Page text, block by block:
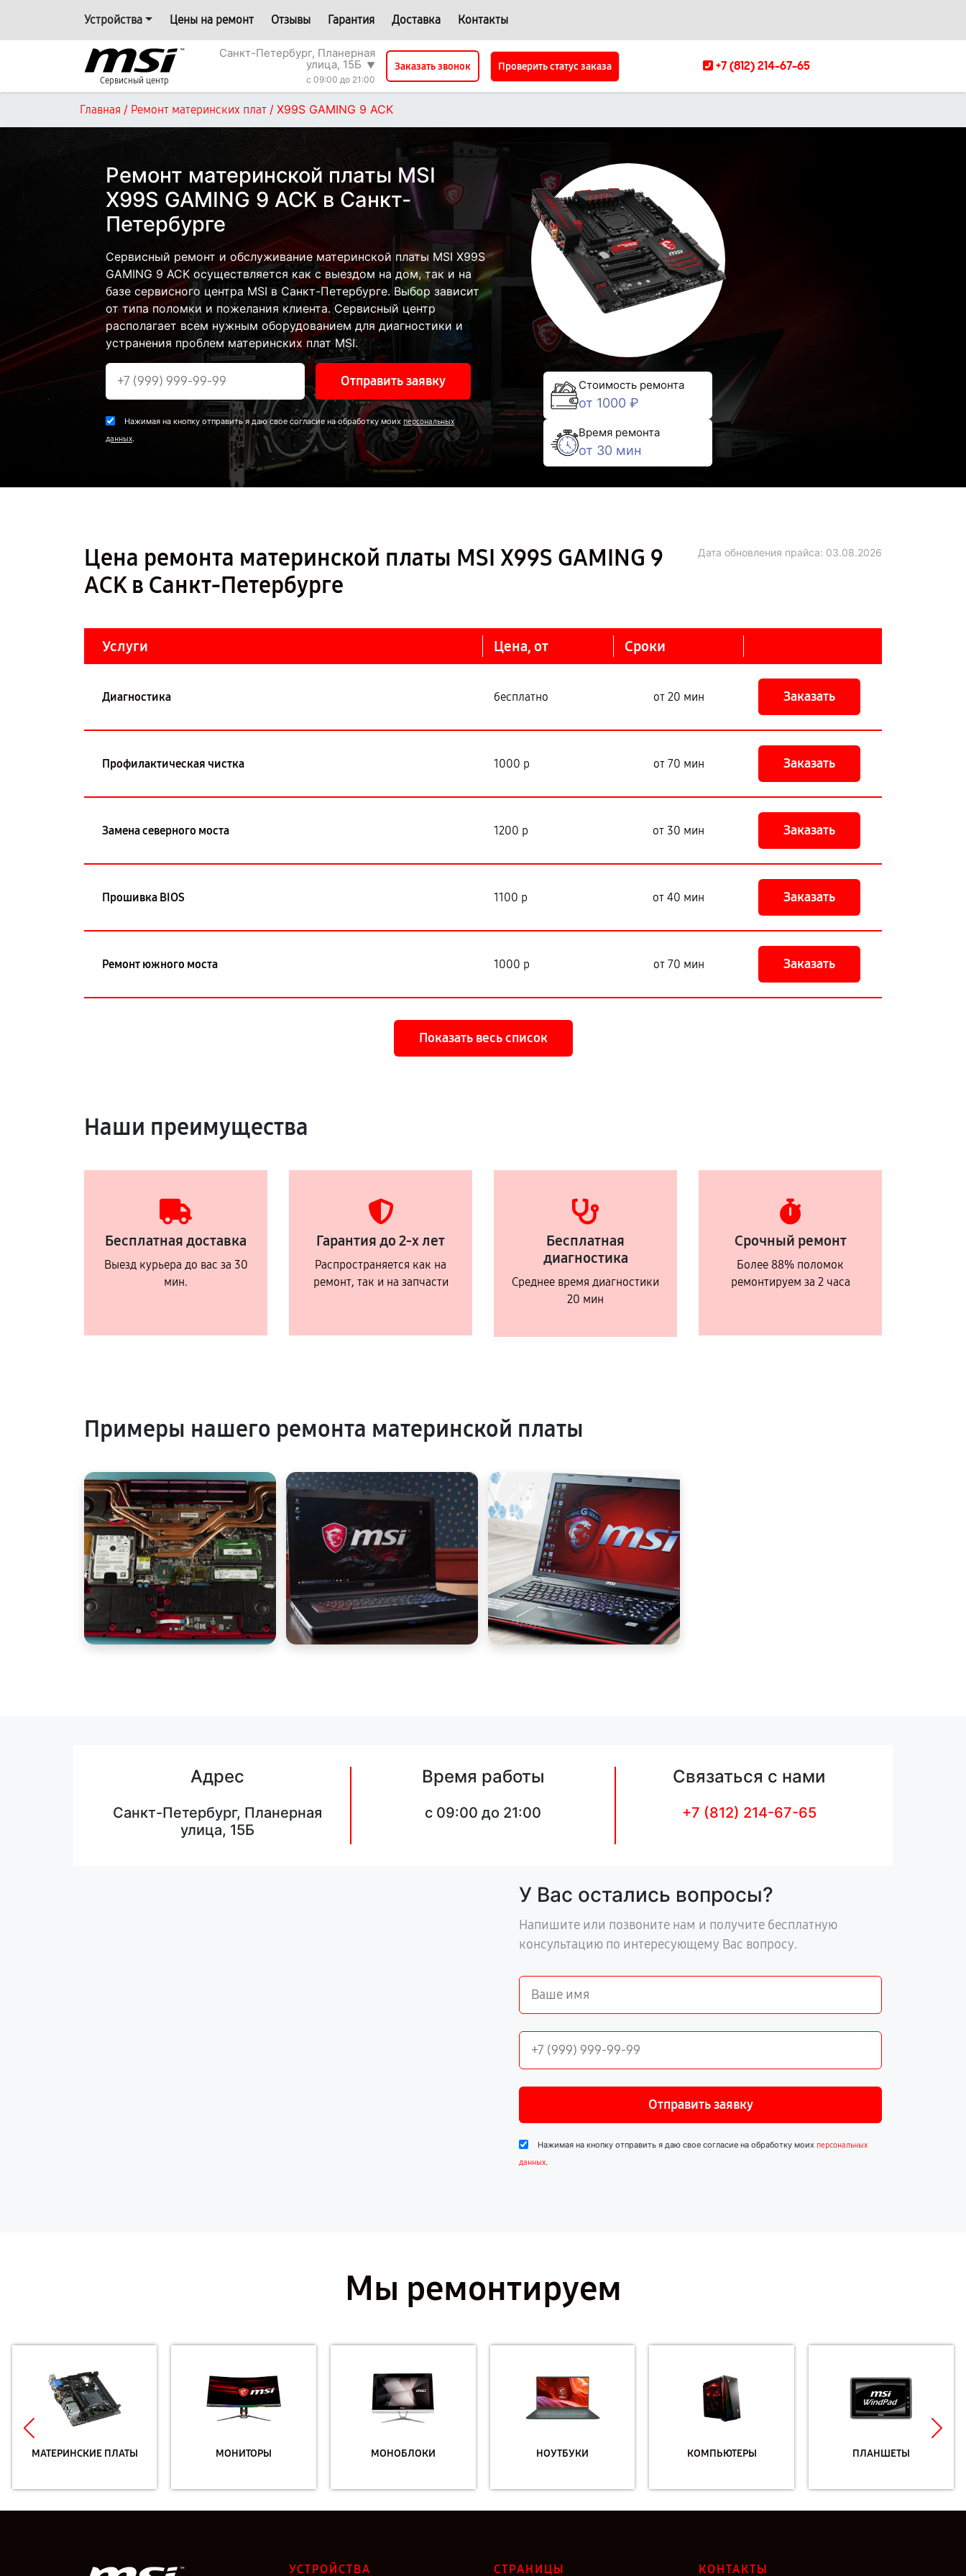
Устройства Цены на ремонт Отзывы Гарантия Доставка Контакты
Сервисный центр
Санкт-Петербург, Планерная
улица, 15Б ▼
c 09:00 до 21:00
Заказать звонок Проверить статус заказа +7 (812) 214-67-65
Главная / Ремонт материнских плат / X99S GAMING 9 ACK
Ремонт материнской платы MSI
X99S GAMING 9 ACK в Санкт-
Петербурге
Сервисный ремонт и обслуживание материнской платы MSI X99S
GAMING 9 ACK осуществляется как с выездом на дом, так и на
базе сервисного центра MSI в Санкт-Петербурге. Выбор зависит
от типа поломки и пожелания клиента. Сервисный центр
располагает всем нужным оборудованием для диагностики и
устранения проблем материнских плат MSI.
Отправить заявку
Нажимая на кнопку отправить я даю свое согласие на обработку моих персональных
данных.
Стоимость ремонта
от 1000 ₽
Время ремонта
от 30 мин
Цена ремонта материнской платы MSI X99S GAMING 9
ACK в Санкт-Петербурге
Дата обновления прайса: 03.08.2026
Услуги Цена, от Сроки
Диагностика бесплатно от 20 мин Заказать
Профилактическая чистка 1000 р от 70 мин Заказать
Замена северного моста 1200 р от 30 мин Заказать
Прошивка BIOS 1100 р от 40 мин Заказать
Ремонт южного моста 1000 р от 70 мин Заказать
Показать весь список
Наши преимущества
Бесплатная доставка
Выезд курьера до вас за 30
мин.
Гарантия до 2-х лет
Распространяется как на
ремонт, так и на запчасти
Бесплатная
диагностика
Среднее время диагностики
20 мин
Срочный ремонт
Более 88% поломок
ремонтируем за 2 часа
Примеры нашего ремонта материнской платы
Адрес
Санкт-Петербург, Планерная
улица, 15Б
Время работы
c 09:00 до 21:00
Связаться с нами
+7 (812) 214-67-65
У Вас остались вопросы?
Напишите или позвоните нам и получите бесплатную
консультацию по интересующему Вас вопросу.
Отправить заявку
Нажимая на кнопку отправить я даю свое согласие на обработку моих персональных
данных.
Мы ремонтируем
МАТЕРИНСКИЕ ПЛАТЫ МОНИТОРЫ МОНОБЛОКИ НОУТБУКИ КОМПЬЮТЕРЫ ПЛАНШЕТЫ
УСТРОЙСТВА СТРАНИЦЫ КОНТАКТЫ